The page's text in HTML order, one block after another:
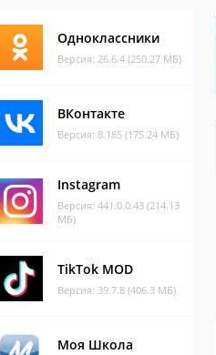
Одноклассники
Версия: 26.6.4 (250.27 МБ)
ВКонтакте
Версия: 8.185 (175.24 МБ)
Instagram
Версия: 441.0.0.43 (214.13
МБ)
TikTok MOD
Версия: 39.7.8 (406.3 МБ)
Моя Школа